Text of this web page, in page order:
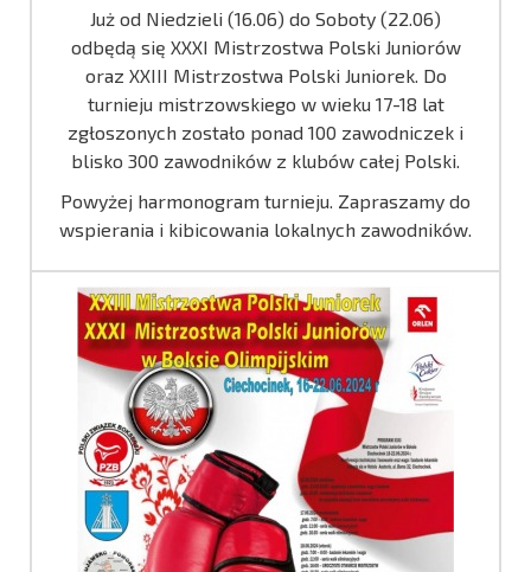
Już od Niedzieli (16.06) do Soboty (22.06)
odbędą się XXXI Mistrzostwa Polski Juniorów
oraz XXIII Mistrzostwa Polski Juniorek. Do
turnieju mistrzowskiego w wieku 17-18 lat
zgłoszonych zostało ponad 100 zawodniczek i
blisko 300 zawodników z klubów całej Polski.
Powyżej harmonogram turnieju. Zapraszamy do
wspierania i kibicowania lokalnych zawodników.